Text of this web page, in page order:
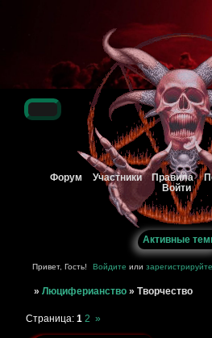
Форум Участники Правила
Войти
Активные
Привет, Гость! Войдите или
» Люциферианство » Творчество
Страница:1 2 »